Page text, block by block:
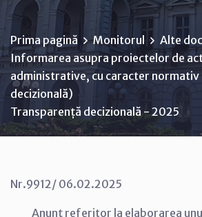
Prima pagină Monitorul
Alte
Informarea asupra proiectelor de
administrative, cu caracter
decizională)
Transparență decizională - 2025
Nr.9912/ 06.02.2025
Anunţ referitor la elaborarea